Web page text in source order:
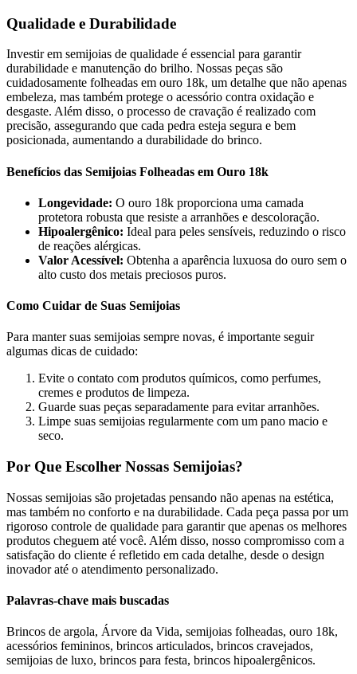
Qualidade e Durabilidade
Investir em semijoias de qualidade é essencial para garantir
durabilidade e manutenção do brilho. Nossas peças são
cuidadosamente folheadas em ouro 18k, um detalhe que não apenas
embeleza, mas também protege o acessório contra oxidação e
desgaste. Além disso, o processo de cravação é realizado com
precisão, assegurando que cada pedra esteja segura e bem
posicionada, aumentando a durabilidade do brinco.
Benefícios das Semijoias Folheadas em Ouro 18k
Longevidade: O ouro 18k proporciona uma camada
protetora robusta que resiste a arranhões e descoloração.
Hipoalergênico: Ideal para peles sensíveis, reduzindo o risco
de reações alérgicas.
Valor Acessível: Obtenha a aparência luxuosa do ouro sem o
alto custo dos metais preciosos puros.
Como Cuidar de Suas Semijoias
Para manter suas semijoias sempre novas, é importante seguir
algumas dicas de cuidado:
Evite o contato com produtos químicos, como perfumes,
cremes e produtos de limpeza.
Guarde suas peças separadamente para evitar arranhões.
Limpe suas semijoias regularmente com um pano macio e
seco.
Por Que Escolher Nossas Semijoias?
Nossas semijoias são projetadas pensando não apenas na estética,
mas também no conforto e na durabilidade. Cada peça passa por um
rigoroso controle de qualidade para garantir que apenas os melhores
produtos cheguem até você. Além disso, nosso compromisso com a
satisfação do cliente é refletido em cada detalhe, desde o design
inovador até o atendimento personalizado.
Palavras-chave mais buscadas
Brincos de argola, Árvore da Vida, semijoias folheadas, ouro 18k,
acessórios femininos, brincos articulados, brincos cravejados,
semijoias de luxo, brincos para festa, brincos hipoalergênicos.